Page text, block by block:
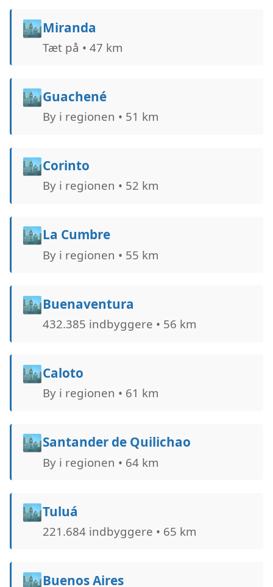
🏙️Miranda
Tæt på • 47 km
🏙️Guachené
By i regionen • 51 km
🏙️Corinto
By i regionen • 52 km
🏙️La Cumbre
By i regionen • 55 km
🏙️Buenaventura
432.385 indbyggere • 56 km
🏙️Caloto
By i regionen • 61 km
🏙️Santander de Quilichao
By i regionen • 64 km
🏙️Tuluá
221.684 indbyggere • 65 km
🏙️Buenos Aires